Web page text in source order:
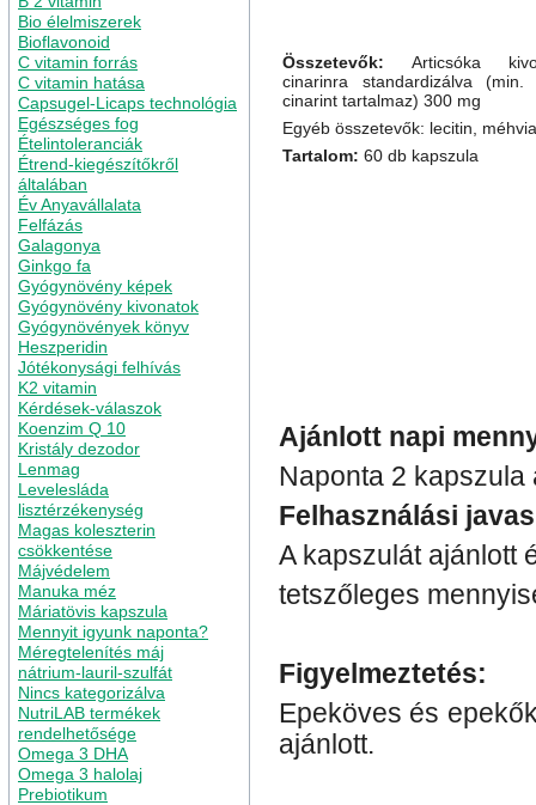
Bio élelmiszerek
Bioflavonoid
C vitamin forrás
C vitamin hatása
Capsugel-Licaps technológia
Egészséges fog
Ételintoleranciák
Étrend-kiegészítőkről
általában
Év Anyavállalata
Felfázás
Galagonya
Ginkgo fa
Gyógynövény képek
Gyógynövény kivonatok
Gyógynövények könyv
Heszperidin
Jótékonysági felhívás
K2 vitamin
Kérdések-válaszok
Koenzim Q 10
Kristály dezodor
Lenmag
Levelesláda
lisztérzékenység
Magas koleszterin
csökkentése
Májvédelem
Manuka méz
Máriatövis kapszula
Mennyit igyunk naponta?
Méregtelenítés máj
nátrium-lauril-szulfát
Nincs kategorizálva
NutriLAB termékek
rendelhetősége
Omega 3 DHA
Omega 3 halolaj
Prebiotikum
Összetevők: Articsóka
cinarinra standardizálva (min.
cinarint tartalmaz) 300 mg
Egyéb összetevők: lecitin,
Tartalom: 60 db kapszula
Ajánlott napi
Naponta 2
Felhasználási
A kapszulát ajánlott
tetszőleges
Figyelmeztetés:
Epeköves és
ajánlott.